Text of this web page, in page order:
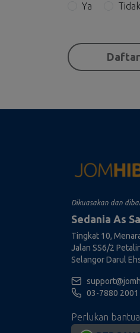
Ya Tidak
Dikuasakan dan
Sedania As
Tingkat 10,
Jalan SS6/2
Selangor Darul
03-7880 2001
Perlukan